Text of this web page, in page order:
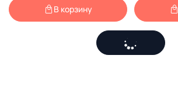
В корзину